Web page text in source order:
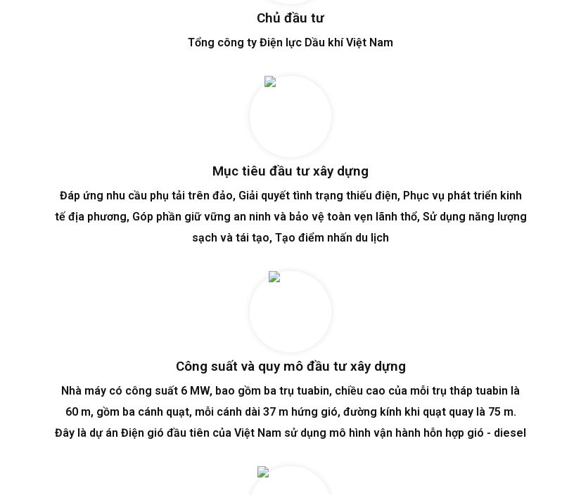
Chủ đầu tư
Tổng công ty Điện lực Dầu khí Việt Nam
Mục tiêu đầu tư xây dựng
Đáp ứng nhu cầu phụ tải trên đảo, Giải quyết tình trạng thiếu điện, Phục vụ phát triển kinh
tế địa phương, Góp phần giữ vững an ninh và bảo vệ toàn vẹn lãnh thổ, Sử dụng năng lượng
sạch và tái tạo, Tạo điểm nhấn du lịch
Công suất và quy mô đầu tư xây dựng
Nhà máy có công suất 6 MW, bao gồm ba trụ tuabin, chiều cao của mỗi trụ tháp tuabin là
60 m, gồm ba cánh quạt, mỗi cánh dài 37 m hứng gió, đường kính khi quạt quay là 75 m.
Đây là dự án Điện gió đầu tiên của Việt Nam sử dụng mô hình vận hành hỗn hợp gió - diesel